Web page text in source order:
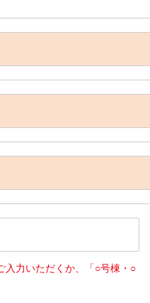
力いただくか、「○号棟・○